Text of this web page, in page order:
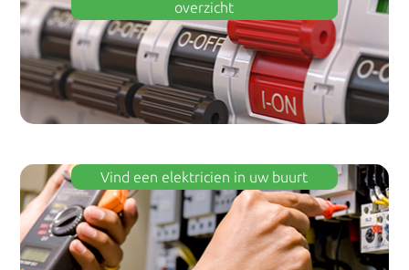
overzicht
Vind een elektricien in uw buurt